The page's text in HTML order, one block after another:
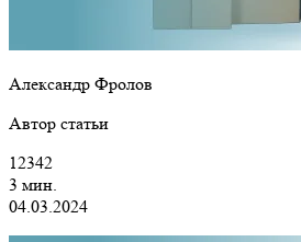
Александр Фролов
Автор статьи
12342
3 мин.
04.03.2024